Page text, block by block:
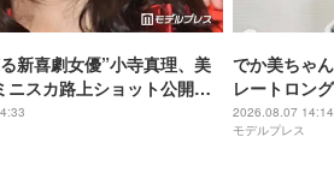
新喜劇女優”小寺真理、美
ニスカ路上ショット公開
群」「大人っぽくて素
でか美ちゃ
レートロン
い」「印象
2026.08.07 14:14
モデルプレス